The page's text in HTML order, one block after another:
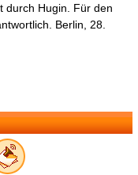
durch Hugin. Für den
Berlin, 28.